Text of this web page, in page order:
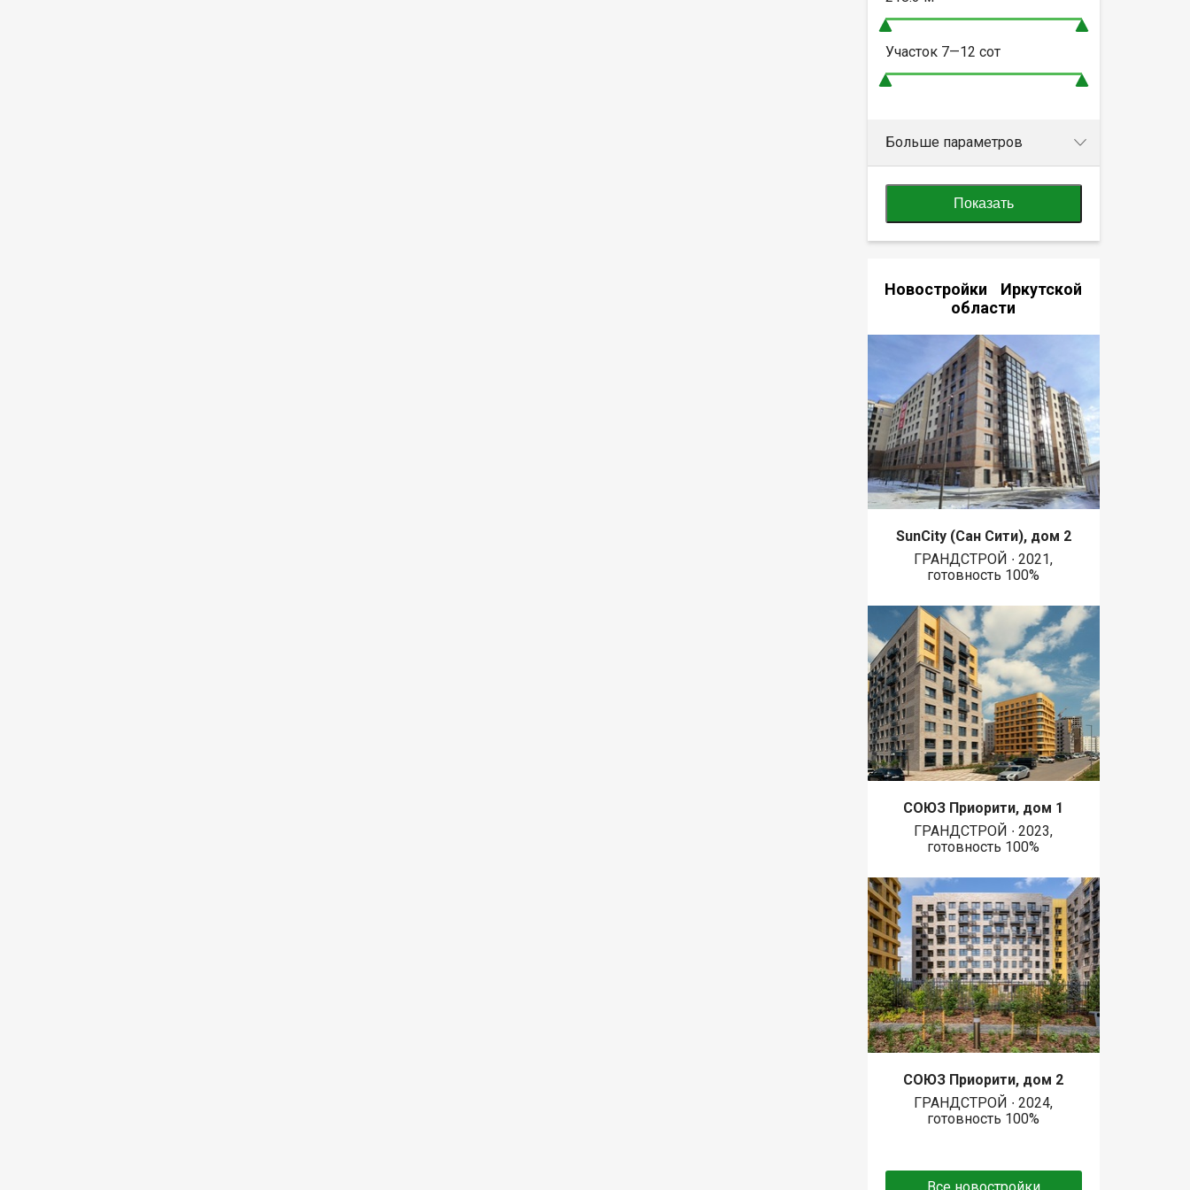
Участок 7—12 сот
Больше параметров
Показать
Новостройки Иркутской
области
SunCity (Сан Сити), дом 2
ГРАНДСТРОЙ ∙ 2021,
готовность 100%
СОЮЗ Приорити, дом 1
ГРАНДСТРОЙ ∙ 2023,
готовность 100%
СОЮЗ Приорити, дом 2
ГРАНДСТРОЙ ∙ 2024,
готовность 100%
Все новостройки